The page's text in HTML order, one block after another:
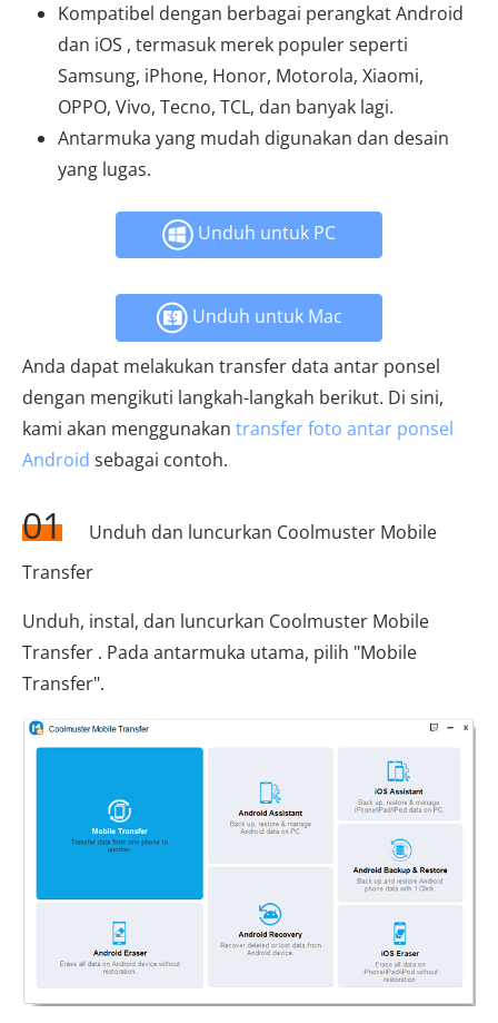
Kompatibel dengan berbagai perangkat Android
dan iOS , termasuk merek populer seperti
Samsung, iPhone, Honor, Motorola, Xiaomi,
OPPO, Vivo, Tecno, TCL, dan banyak lagi.
Antarmuka yang mudah digunakan dan desain
yang lugas.
Unduh untuk PC
Unduh untuk Mac
Anda dapat melakukan transfer data antar ponsel
dengan mengikuti langkah-langkah berikut. Di sini,
kami akan menggunakan transfer foto antar ponsel
Android sebagai contoh.
01
Unduh dan luncurkan Coolmuster Mobile
Transfer
Unduh, instal, dan luncurkan Coolmuster Mobile
Transfer . Pada antarmuka utama, pilih "Mobile
Transfer".